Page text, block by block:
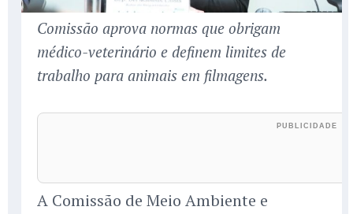
Comissão aprova normas que obrigam
médico-veterinário e definem limites de
trabalho para animais em filmagens.
A Comissão de Meio Ambiente e